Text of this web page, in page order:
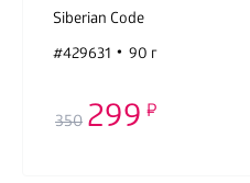
Siberian Code
#429631
90 г
350 299